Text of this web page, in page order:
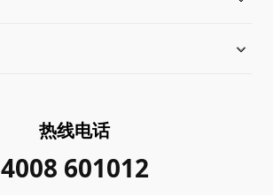
热线电话
4008 601012